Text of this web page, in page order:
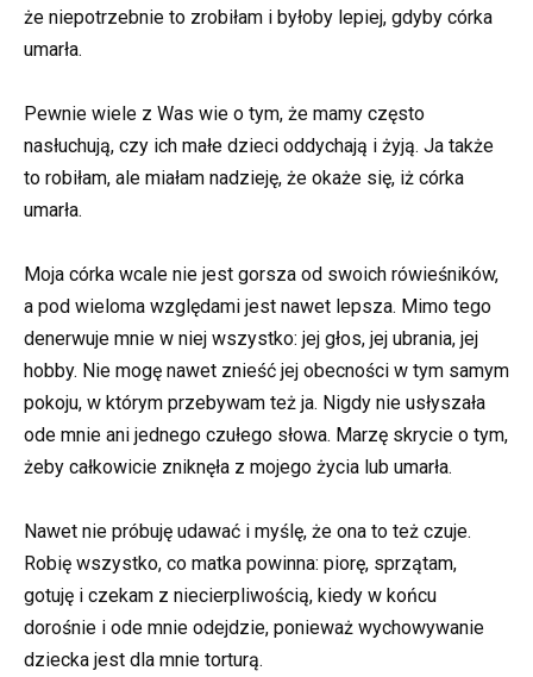
że niepotrzebnie to zrobiłam i byłoby lepiej, gdyby córka
umarła.
Pewnie wiele z Was wie o tym, że mamy często
nasłuchują, czy ich małe dzieci oddychają i żyją. Ja także
to robiłam, ale miałam nadzieję, że okaże się, iż córka
umarła.
Moja córka wcale nie jest gorsza od swoich rówieśników,
a pod wieloma względami jest nawet lepsza. Mimo tego
denerwuje mnie w niej wszystko: jej głos, jej ubrania, jej
hobby. Nie mogę nawet znieść jej obecności w tym samym
pokoju, w którym przebywam też ja. Nigdy nie usłyszała
ode mnie ani jednego czułego słowa. Marzę skrycie o tym,
żeby całkowicie zniknęła z mojego życia lub umarła.
Nawet nie próbuję udawać i myślę, że ona to też czuje.
Robię wszystko, co matka powinna: piorę, sprzątam,
gotuję i czekam z niecierpliwością, kiedy w końcu
dorośnie i ode mnie odejdzie, ponieważ wychowywanie
dziecka jest dla mnie torturą.